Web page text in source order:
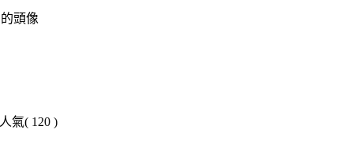
人氣( 120 )